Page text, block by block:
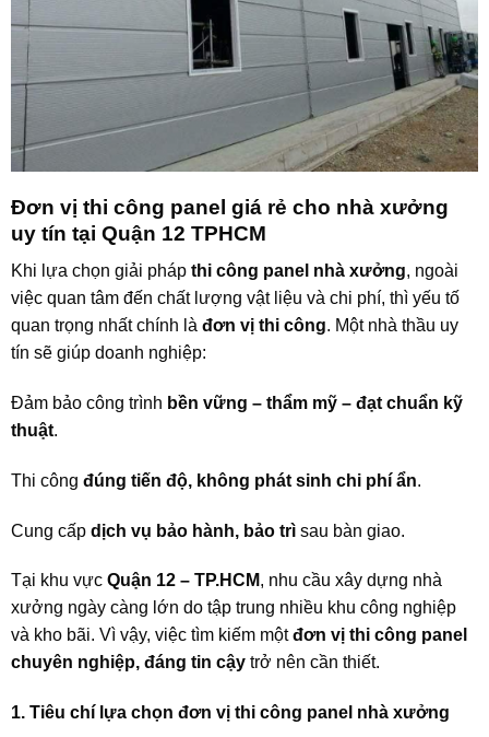
Đơn vị thi công panel giá rẻ cho nhà xưởng
uy tín tại Quận 12 TPHCM
Khi lựa chọn giải pháp thi công panel nhà xưởng, ngoài
việc quan tâm đến chất lượng vật liệu và chi phí, thì yếu tố
quan trọng nhất chính là đơn vị thi công. Một nhà thầu uy
tín sẽ giúp doanh nghiệp:
Đảm bảo công trình bền vững – thẩm mỹ – đạt chuẩn kỹ
thuật.
Thi công đúng tiến độ, không phát sinh chi phí ẩn.
Cung cấp dịch vụ bảo hành, bảo trìsau bàn giao.
Tại khu vực Quận 12 – TP.HCM, nhu cầu xây dựng nhà
xưởng ngày càng lớn do tập trung nhiều khu công nghiệp
và kho bãi. Vì vậy, việc tìm kiếm mộtđơn vị thi công panel
chuyên nghiệp, đáng tin cậytrở nên cần thiết.
1. Tiêu chí lựa chọn đơn vị thi công panel nhà xưởng